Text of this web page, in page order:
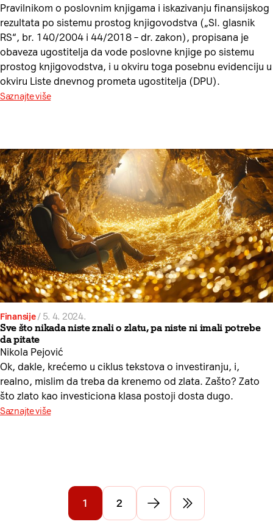
Pravilnikom o poslovnim knjigama i iskazivanju finansijskog
rezultata po sistemu prostog knjigovodstva („Sl. glasnik
RS“, br. 140/2004 i 44/2018 – dr. zakon), propisana je
obaveza ugostitelja da vode poslovne knjige po sistemu
prostog knjigovodstva, i u okviru toga posebnu evidenciju u
okviru Liste dnevnog prometa ugostitelja (DPU).
Saznajte više
Finansije/ 5. 4. 2024.
Sve što nikada niste znali o zlatu, pa niste ni imali potrebe
da pitate
Nikola Pejović
Ok, dakle, krećemo u ciklus tekstova o investiranju, i,
realno, mislim da treba da krenemo od zlata. Zašto? Zato
što zlato kao investiciona klasa postoji dosta dugo.
Saznajte više
1 2 Idi na sledeću stranu
Idi na poslednju